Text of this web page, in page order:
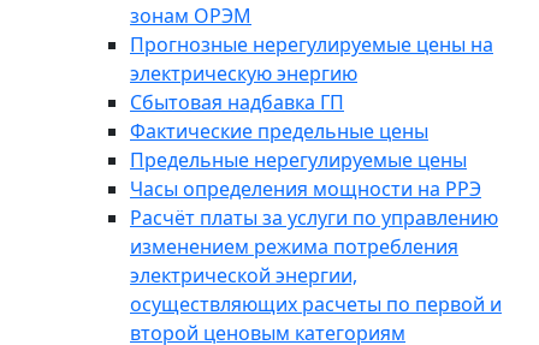
зонам ОРЭМ
Прогнозные нерегулируемые цены на
электрическую энергию
Сбытовая надбавка ГП
Фактические предельные цены
Предельные нерегулируемые цены
Часы определения мощности на РРЭ
Расчёт платы за услуги по управлению
изменением режима потребления
электрической энергии,
осуществляющих расчеты по первой и
второй ценовым категориям